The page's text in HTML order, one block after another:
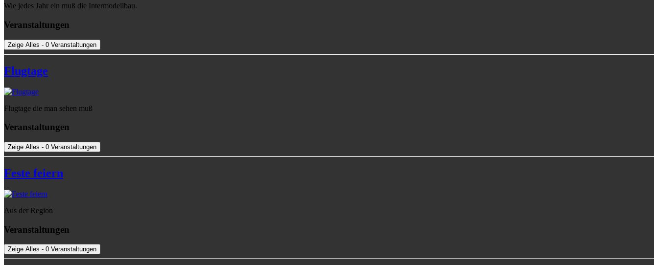
Wie jedes Jahr ein muß die Intermodellbau.
Veranstaltungen
Zeige Alles - 0 Veranstaltungen
Flugtage
Flugtage die man sehen muß
Veranstaltungen
Zeige Alles - 0 Veranstaltungen
Feste feiern
Aus der Region
Veranstaltungen
Zeige Alles - 0 Veranstaltungen